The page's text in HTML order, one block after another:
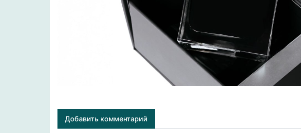
Добавить комментарий